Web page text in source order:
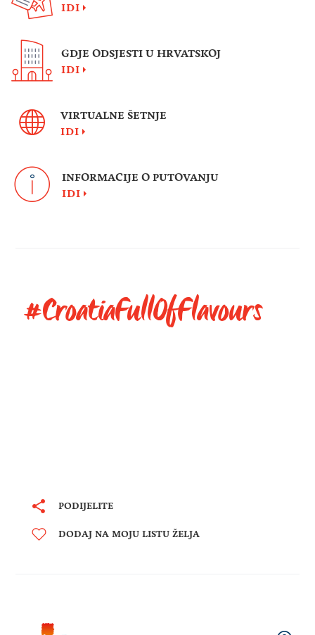
IDI
GDJE ODSJESTI U HRVATSKOJ
IDI
VIRTUALNE ŠETNJE
IDI
INFORMACIJE O PUTOVANJU
IDI
#CroatiaFullOfFlavours
PODIJELITE
DODAJ NA MOJU LISTU ŽELJA